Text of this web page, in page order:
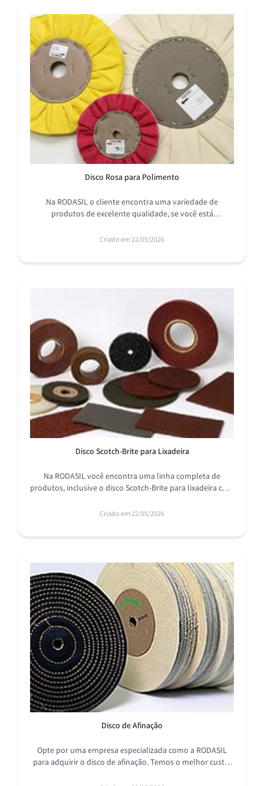
Disco Rosa para Polimento
Na RODASIL o cliente encontra uma variedade de
produtos de excelente qualidade, se você está
certo!
Criado em 22/05/2026
Disco Scotch-Brite para Lixadeira
Na RODASIL você encontra uma linha completa de
produtos, inclusive o disco Scotch-Brite para lixadeira com
Criado em 22/05/2026
Disco de Afinação
Opte por uma empresa especializada como a RODASIL
para adquirir o disco de afinação. Temos o melhor custo-